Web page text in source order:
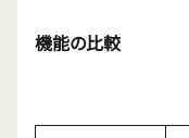
機能の比較